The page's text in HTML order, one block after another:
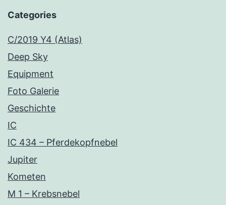
Categories
C/2019 Y4 (Atlas)
Deep Sky
Equipment
Foto Galerie
Geschichte
IC
IC 434 – Pferdekopfnebel
Jupiter
Kometen
M 1 – Krebsnebel